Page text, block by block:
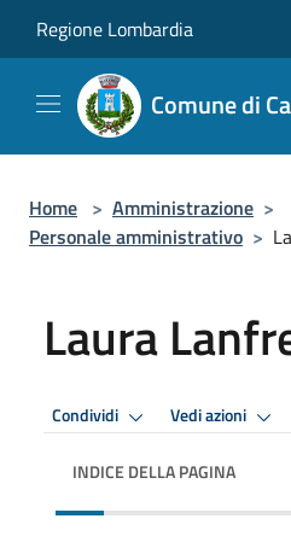
Regione Lombardia
Comune di
Home > Amministrazione >
Personale amministrativo >
Laura
Condividi Vedi azioni
INDICE DELLA PAGINA